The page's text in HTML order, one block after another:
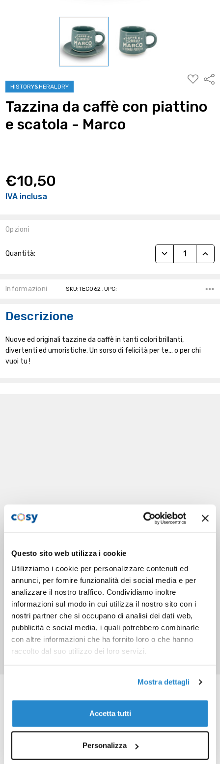
Questo sito web utilizza i cookie
Utilizziamo i cookie per personalizzare contenuti ed
annunci, per fornire funzionalità dei social media e per
analizzare il nostro traffico. Condividiamo inoltre
informazioni sul modo in cui utilizza il nostro sito con i
nostri partner che si occupano di analisi dei dati web,
pubblicità e social media, i quali potrebbero combinarle
con altre informazioni che ha fornito loro o che hanno
raccolto dal suo utilizzo dei loro servizi.
Mostra dettagli
Accetta tutti
Personalizza
HISTORY&HERALDRY
ALLA
Tazzina da caffè con piattino
e scatola - Marco
€10,50
IVA inclusa
Opzioni
Attuale:
Quantità: RIDUCI
Informazioni SKU:TEC062 ,UPC:
Descrizione
Nuove ed originali tazzine da caffè in tanti colori brillanti,
divertenti ed umoristiche. Un sorso di felicità per te… o per chi
vuoi tu !